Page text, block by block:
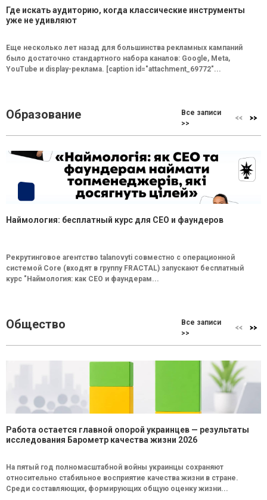
Где искать аудиторию, когда классические инструменты
уже не удивляют
Еще несколько лет назад для большинства рекламных кампаний
было достаточно стандартного набора каналов: Google, Meta,
YouTube и display-реклама. [caption id="attachment_69772"...
Образование
Все записи
>>
Наймология: бесплатный курс для CEO и фаундеров
Рекрутинговое агентство talanovyti совместно с операционной
системой Core (входят в группу FRACTAL) запускают бесплатный
курс "Наймология: как СEO и фаундерам...
Общество
Все записи
>>
Работа остается главной опорой украинцев — результаты
исследования Барометр качества жизни 2026
На пятый год полномасштабной войны украинцы сохраняют
относительно стабильное восприятие качества жизни в стране.
Среди составляющих, формирующих общую оценку жизни...